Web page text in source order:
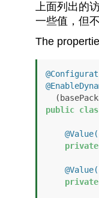
上面列出的
一些值，但
The
public
private
private